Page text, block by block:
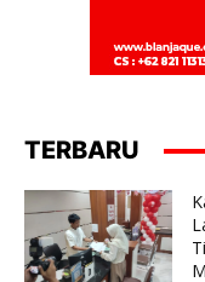
TERBARU